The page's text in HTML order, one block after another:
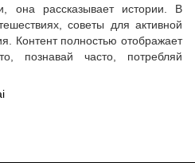
она рассказывает истории. В
советы для активной
Контент полностью отображает
познавай часто, потребляй